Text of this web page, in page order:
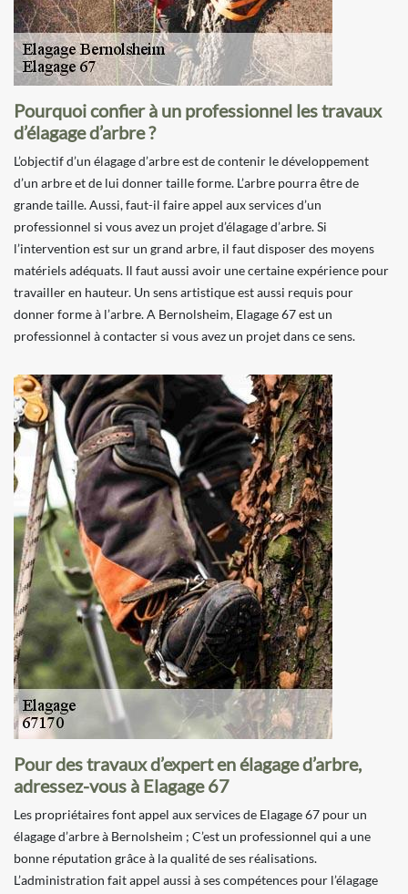
Pourquoi confier à un professionnel les travaux
d’élagage d’arbre ?
L’objectif d’un élagage d’arbre est de contenir le développement
d’un arbre et de lui donner taille forme. L’arbre pourra être de
grande taille. Aussi, faut-il faire appel aux services d’un
professionnel si vous avez un projet d’élagage d’arbre. Si
l’intervention est sur un grand arbre, il faut disposer des moyens
matériels adéquats. Il faut aussi avoir une certaine expérience pour
travailler en hauteur. Un sens artistique est aussi requis pour
donner forme à l’arbre. A Bernolsheim, Elagage 67 est un
professionnel à contacter si vous avez un projet dans ce sens.
Pour des travaux d’expert en élagage d’arbre,
adressez-vous à Elagage 67
Les propriétaires font appel aux services de Elagage 67 pour un
élagage d’arbre à Bernolsheim ; C’est un professionnel qui a une
bonne réputation grâce à la qualité de ses réalisations.
L’administration fait appel aussi à ses compétences pour l’élagage